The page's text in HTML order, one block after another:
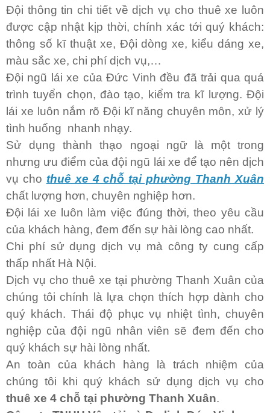
Đội thông tin chi tiết về dịch vụ cho thuê xe luôn
được cập nhật kịp thời, chính xác tới quý khách:
thông số kĩ thuật xe, Đội dòng xe, kiểu dáng xe,
màu sắc xe, chi phí dịch vụ,…
Đội ngũ lái xe của Đức Vinh đều đã trải qua quá
trình tuyển chọn, đào tạo, kiểm tra kĩ lượng. Đội
lái xe luôn nắm rõ Đội kĩ năng chuyên môn, xử lý
tình huống nhanh nhạy.
Sử dụng thành thạo ngoại ngữ là một trong
nhưng ưu điểm của đội ngũ lái xe để tạo nên dịch
vụ cho thuê xe 4 chỗ tại phường Thanh Xuân
chất lượng hơn, chuyên nghiệp hơn.
Đội lái xe luôn làm việc đúng thời, theo yêu cầu
của khách hàng, đem đến sự hài lòng cao nhất.
Chi phí sử dụng dịch vụ mà công ty cung cấp
thấp nhất Hà Nội.
Dịch vụ cho thuê xe tại phường Thanh Xuân của
chúng tôi chính là lựa chọn thích hợp dành cho
quý khách. Thái độ phục vụ nhiệt tình, chuyên
nghiệp của đội ngũ nhân viên sẽ đem đến cho
quý khách sự hài lòng nhất.
An toàn của khách hàng là trách nhiệm của
chúng tôi khi quý khách sử dụng dịch vụ cho
thuê xe 4 chỗ tại phường Thanh Xuân.